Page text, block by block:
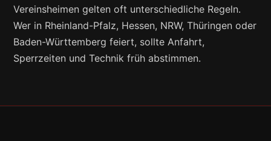
Vereinsheimen gelten oft unterschiedliche Regeln.
Wer in Rheinland-Pfalz, Hessen, NRW, Thüringen oder
Baden-Württemberg feiert, sollte Anfahrt,
Sperrzeiten und Technik früh abstimmen.